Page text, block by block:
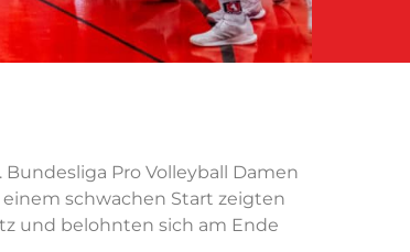
Pro Volleyball Damen
schwachen Start zeigten
und belohnten sich am Ende